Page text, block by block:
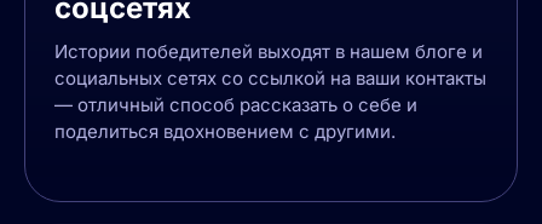
соцсетях
Истории победителей выходят в нашем блоге и
социальных сетях со ссылкой на ваши контакты
— отличный способ рассказать о себе и
поделиться вдохновением с другими.